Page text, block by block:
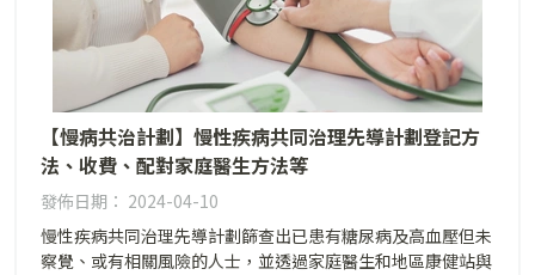
【慢病共治計劃】慢性疾病共同治理先導計劃登記方
法、收費、配對家庭醫生方法等
發佈日期： 2024-04-10
慢性疾病共同治理先導計劃篩查出已患有糖尿病及高血壓但未
察覺、或有相關風險的人士，並透過家庭醫生和地區康健站與